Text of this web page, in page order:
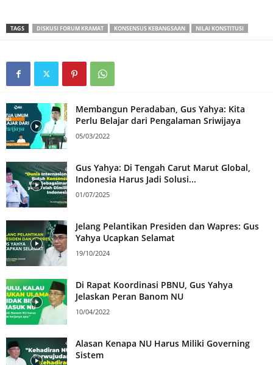
TAGS DISKUSI FORUM KRAMAT KONSENSUS KEBANGSAAN NILAI KONSTITUSI
Membangun Peradaban, Gus Yahya: Kita
Perlu Belajar dari Pengalaman Sriwijaya
05/03/2022
Gus Yahya: Di Tengah Carut Marut Global,
Indonesia Harus Jadi Solusi...
01/07/2025
Jelang Pelantikan Presiden dan Wapres: Gus
Yahya Ucapkan Selamat
19/10/2024
Di Rapat Koordinasi PBNU, Gus Yahya
Jelaskan Peran Banom NU
10/04/2022
Alasan Kenapa NU Harus Miliki Governing
Sistem